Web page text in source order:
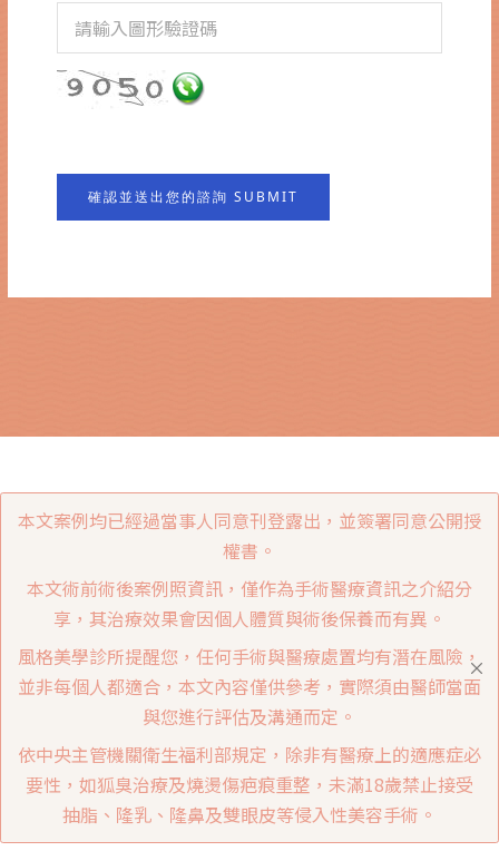
確認並送出您的諮詢 SUBMIT
本文案例均已經過當事人同意刊登露出，並簽署同意公開授
權書。
本文術前術後案例照資訊，僅作為手術醫療資訊之介紹分
享，其治療效果會因個人體質與術後保養而有異。
風格美學診所提醒您，任何手術與醫療處置均有潛在風險，
並非每個人都適合，本文內容僅供參考，實際須由醫師當面
與您進行評估及溝通而定。
依中央主管機關衛生福利部規定，除非有醫療上的適應症必
要性，如狐臭治療及燒燙傷疤痕重整，未滿18歲禁止接受
抽脂、隆乳、隆鼻及雙眼皮等侵入性美容手術。